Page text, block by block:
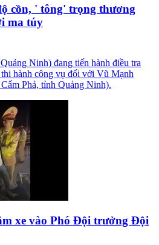
cồn, ' tông' trọng thương
ma túy
Ninh) đang tiến hành điều tra
hành công vụ đối với Vũ Mạnh
Phả, tỉnh Quảng Ninh).
xe vào Phó Đội trưởng Đội